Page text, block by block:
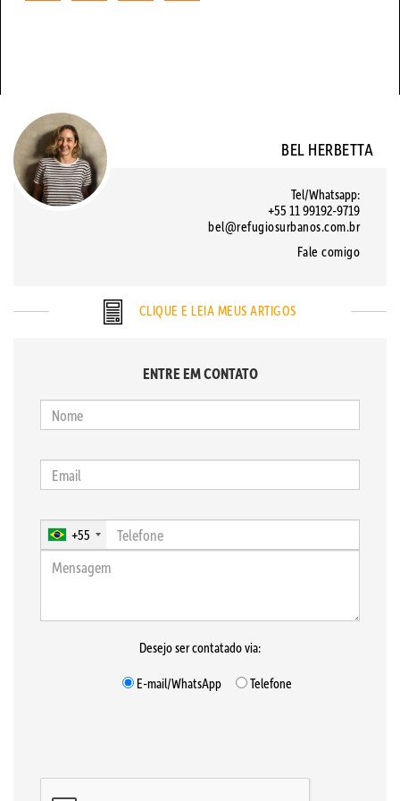
BEL HERBETTA
Tel/Whatsapp:
+55 11 99192-9719
bel@refugiosurbanos.com.br
Fale comigo
CLIQUE E LEIA MEUS ARTIGOS
ENTRE EM CONTATO
+55
Desejo ser contatado via:
E-mail/WhatsApp
Telefone